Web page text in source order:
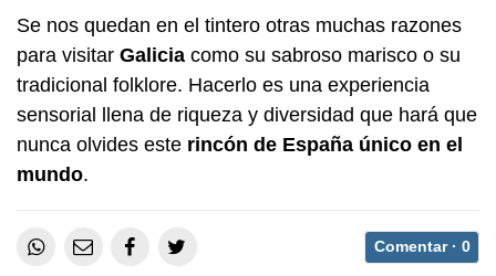
Se nos quedan en el tintero otras muchas razones
para visitar Galicia como su sabroso marisco o su
tradicional folklore. Hacerlo es una experiencia
sensorial llena de riqueza y diversidad que hará que
nunca olvides este rincón de España único en el
mundo.
Comentar · 0